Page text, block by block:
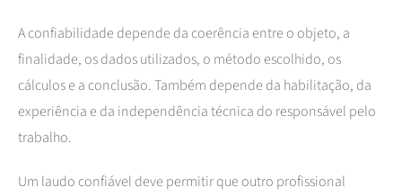
A confiabilidade depende da coerência entre o objeto, a
finalidade, os dados utilizados, o método escolhido, os
cálculos e a conclusão. Também depende da habilitação, da
experiência e da independência técnica do responsável pelo
trabalho.
Um laudo confiável deve permitir que outro profissional